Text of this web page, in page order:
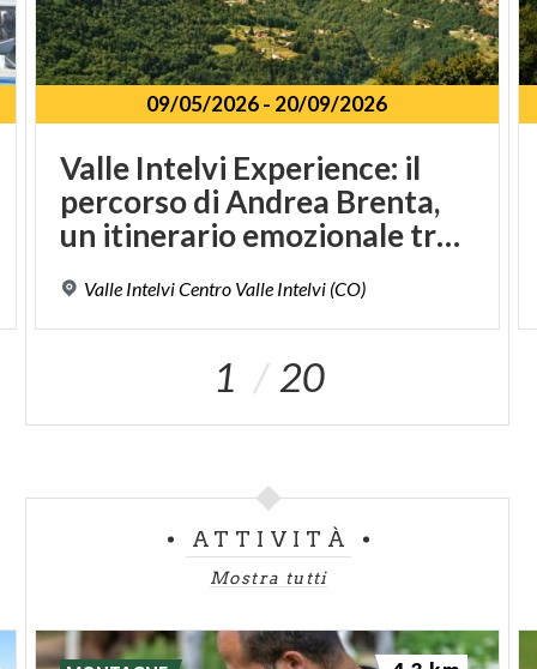
09/05/2026- 20/09/2026
Valle Intelvi Experience: il
percorso di Andrea Brenta,
un itinerario emozionale tra natura e storia del Risorgimento
Valle IntelviCentro Valle Intelvi (CO)
1 20
ATTIVITÀ
Mostra tutti